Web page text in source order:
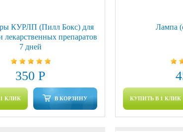
КУРЛП (Пилл Бокс) для
лекарственных препаратов
7 дней
350 Р
КЛИК В КОРЗИНУ
Лампа
КУПИТЬ В 1 КЛИК